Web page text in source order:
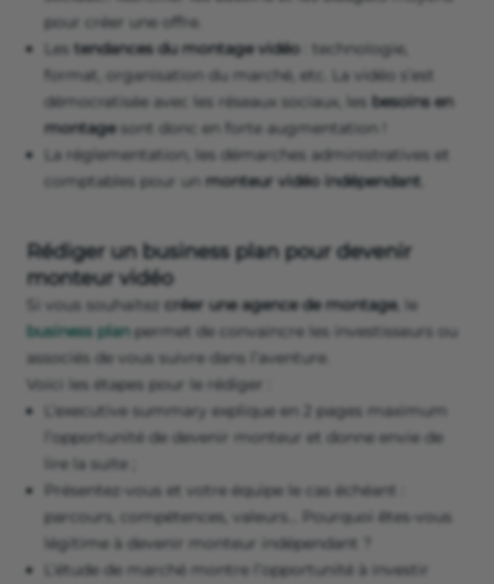
pour créer une offre.
Les tendances du montage vidéo : technologie,
format, organisation du marché, etc. La vidéo s’est
démocratisée avec les réseaux sociaux, les besoins en
montage sont donc en forte augmentation !
La réglementation, les démarches administratives et
comptables pour un monteur vidéo indépendant
Rédiger un business plan pour devenir
monteur vidéo
Si vous souhaitez créer une agence de montage, le
business planpermet de convaincre les investisseurs ou
associés de vous suivre dans l’aventure.
Voici les étapes pour le rédiger :
L’executive summary explique en 2 pages maximum
l’opportunité de devenir monteur et donne envie de
lire la suite ;
Présentez-vous et votre équipe le cas échéant :
parcours, compétences, valeurs… Pourquoi êtes-vous
légitime à devenir monteur indépendant ?
L’étude de marché montre l’opportunité à investir